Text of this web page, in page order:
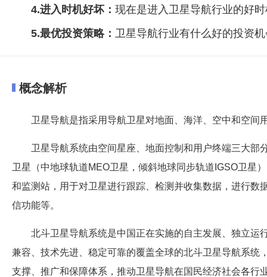
4.进入时机好坏： 现在是进入卫星导航行业的好
5.最优投资策略： 卫星导航行业有什么好的投资
概念解析
卫星导航是指采用导航卫星对地面、海洋、空中和空间
卫星导航系统由空间星座、地面控制和用户终端三大
卫星（中地球轨道MEO卫星，倾斜地球同步轨道IGSO卫星
和监测站，用于对卫星进行跟踪、检测并收集数据，进行
信功能等。
北斗卫星导航系统是中国正在实施的自主发展、独立运
兼容、技术先进、稳定可靠的覆盖全球的北斗卫星导航系
支撑、推广和保障体系，推动卫星导航在国民经济社会各行